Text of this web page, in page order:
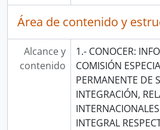
Área de contenido y
Alcance y
contenido
1.- CONOCER:
COMISIÓN
PERMANENTE DE
INTEGRACIÓN,
INTEGRAL